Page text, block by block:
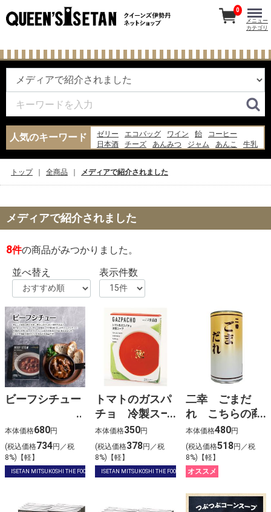
人気のキーワード ゼリー エコバッグ ワイン 飴
コーヒー
日本酒
チーズ あんみつ ジャム あんこ
牛乳
0
メニュー
カテゴリ
トップ 全商品 メディアで紹介されました
メディアで紹介されました
8件の商品がみつかりました。
並べ替え
表示件数
ビーフシチュー
本体価格680円
(税込価格734円／税
8%)【軽】
ISETAN MITSUKOSHI THE FOOD
トマトのガスパ
チョ 冷製スー
プ
本体価格350円
(税込価格378円／税
8%)【軽】
ISETAN MITSUKOSHI THE FOOD
二幸 ごまだ
れ こちらの商
品は2026年７月
中旬以降に発送
予定です
本体価格480円
(税込価格518円／税
8%)【軽】
オススメ